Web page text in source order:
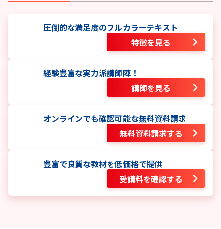
圧倒的な満足度のフルカラーテキスト
特徴を見る
経験豊富な実力派講師陣！
講師を見る
オンラインでも確認可能な無料資料請求
無料資料請求する
豊富で良質な教材を低価格で提供
受講料を確認する